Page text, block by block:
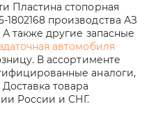
Пластина стопорная
производства АЗ
также другие запасные
автомобиля
В ассортименте
аналоги,
товара
России и СНГ.